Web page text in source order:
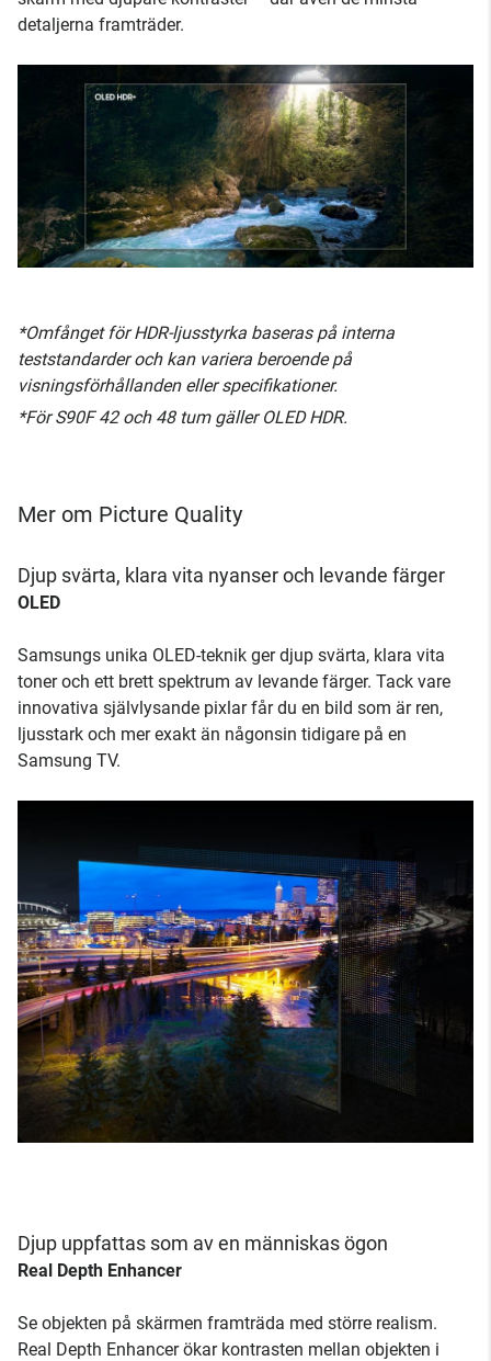
detaljerna framträder.
*Omfånget för HDR-ljusstyrka baseras på interna
teststandarder och kan variera beroende på
visningsförhållanden eller specifikationer.
*För S90F 42 och 48 tum gäller OLED HDR.
Mer om Picture Quality
Djup svärta, klara vita nyanser och levande färger
OLED
Samsungs unika OLED-teknik ger djup svärta, klara vita
toner och ett brett spektrum av levande färger. Tack vare
innovativa självlysande pixlar får du en bild som är ren,
ljusstark och mer exakt än någonsin tidigare på en
Samsung TV.
Djup uppfattas som av en människas ögon
Real Depth Enhancer
Se objekten på skärmen framträda med större realism.
Real Depth Enhancer ökar kontrasten mellan objekten i